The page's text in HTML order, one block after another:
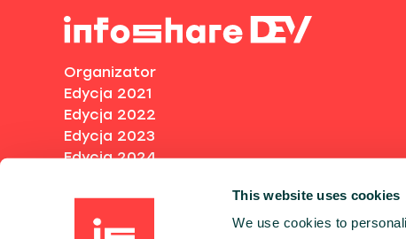
This website uses cookies
We use cookies to
Organizator
Edycja 2021
Edycja 2022
Edycja 2023
Edycja 2024
Regulaminy
Polityka prywatności i Klauzule informacyjne